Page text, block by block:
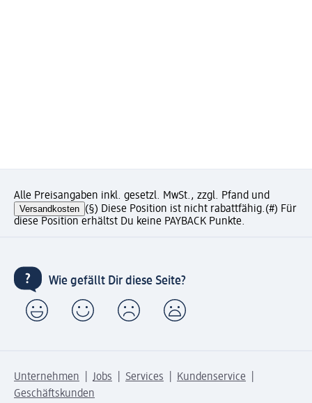
Alle Preisangaben inkl. gesetzl. MwSt., zzgl. Pfand und
Versandkosten (§) Diese Position ist nicht rabattfähig.(#) Für
diese Position erhältst Du keine PAYBACK Punkte.
Wie gefällt Dir diese Seite?
Unternehmen Jobs Services
Kundenservice
Geschäftskunden